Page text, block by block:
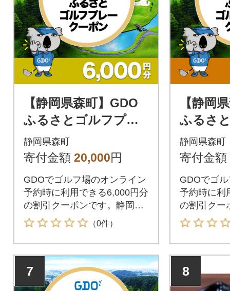
【静岡県森町】GDO
ふるさとゴルフプレ
ークーポン(6,000円
分)
静岡県森町
寄付金額 20,000円
GDOでゴルフ場のオンライン
予約時に利用できる6,000円分
の割引クーポンです。静岡県
森町が指定するゴルフ場で利
用できます。
（0件）
【静岡
ふるさ
ークー
分)
静岡県森町
寄付金額
GDOでゴ
予約時に利
の割引クー
森町が指定
用できます
7 8